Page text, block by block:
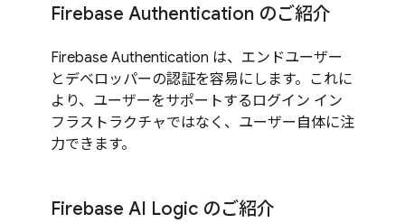
Firebase Authentication のご紹介
Firebase Authentication は、エンドユーザー
とデベロッパーの認証を容易にします。これに
より、ユーザーをサポートするログイン イン
フラストラクチャではなく、ユーザー自体に注
力できます。
Firebase AI Logic のご紹介